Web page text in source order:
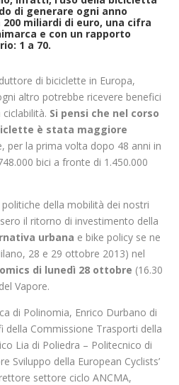
di generare ogni anno
miliardi di euro, una cifra
e con un rapporto
1 a 70.
di biciclette in Europa,
altro potrebbe ricevere benefici
Si pensi che nel corso
è stata maggiore
per la prima volta dopo 48 anni in
bici a fronte di 1.450.000
della mobilità dei nostri
il ritorno di investimento della
urbana e bike policy se ne
28 e 29 ottobre 2013) nel
di lunedì 28 ottobre (16.30
Vapore.
di Polinomia, Enrico Durbano di
della Commissione Trasporti della
Lia di Poliedra – Politecnico di
Sviluppo della European Cyclists’
settore ciclo ANCMA,